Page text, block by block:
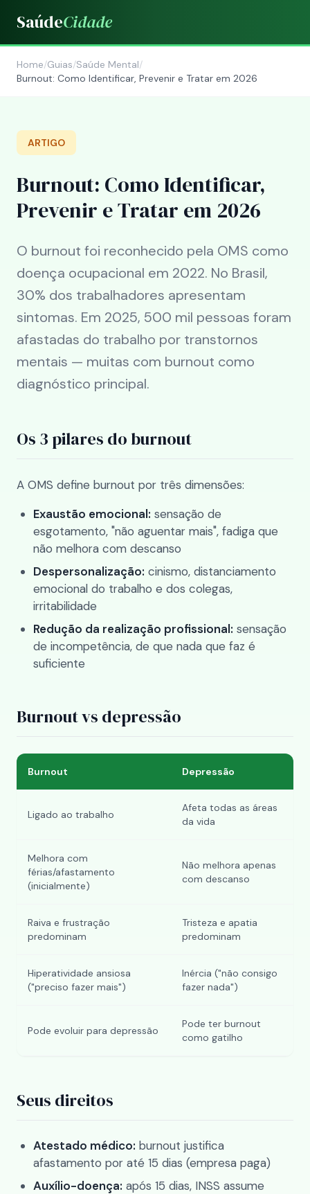
SaúdeCidade
Home/Guias/Saúde Mental/
Burnout: Como Identificar, Prevenir e Tratar em 2026
ARTIGO
Burnout: Como Identificar,
Prevenir e Tratar em 2026
O burnout foi reconhecido pela OMS como
doença ocupacional em 2022. No Brasil,
30% dos trabalhadores apresentam
sintomas. Em 2025, 500 mil pessoas foram
afastadas do trabalho por transtornos
mentais — muitas com burnout como
diagnóstico principal.
Os 3 pilares do burnout
A OMS define burnout por três dimensões:
Exaustão emocional: sensação de
esgotamento, "não aguentar mais", fadiga que
não melhora com descanso
Despersonalização: cinismo, distanciamento
emocional do trabalho e dos colegas,
irritabilidade
Redução da realização profissional: sensação
de incompetência, de que nada que faz é
suficiente
Burnout vs depressão
Burnout Depressão
Ligado ao trabalho
Afeta todas as áreas
da vida
Melhora com
férias/afastamento
(inicialmente)
Não melhora apenas
com descanso
Raiva e frustração
predominam
Tristeza e apatia
predominam
Hiperatividade ansiosa
("preciso fazer mais")
Inércia ("não consigo
fazer nada")
Pode evoluir para depressão
Pode ter burnout
como gatilho
Seus direitos
Atestado médico: burnout justifica
afastamento por até 15 dias (empresa paga)
Auxílio-doença: após 15 dias, INSS assume